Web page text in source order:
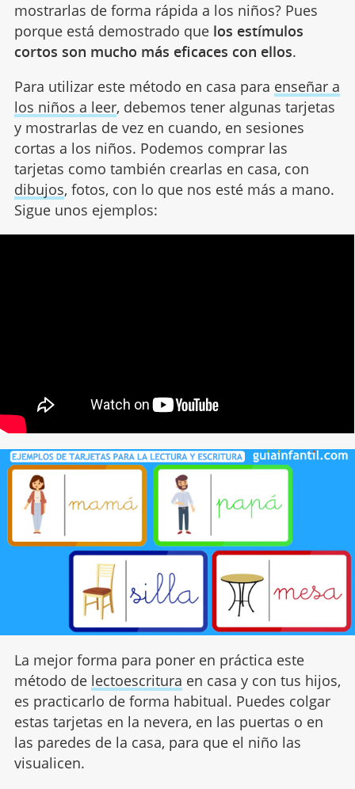
mostrarlas de forma rápida a los niños? Pues
porque está demostrado que los estímulos
cortos son mucho más eficaces con ellos.
Para utilizar este método en casa para enseñar a
los niños a leer, debemos tener algunas tarjetas
y mostrarlas de vez en cuando, en sesiones
cortas a los niños. Podemos comprar las
tarjetas como también crearlas en casa, con
dibujos, fotos, con lo que nos esté más a mano.
Sigue unos ejemplos:
La mejor forma para poner en práctica este
método de lectoescritura en casa y con tus hijos,
es practicarlo de forma habitual. Puedes colgar
estas tarjetas en la nevera, en las puertas o en
las paredes de la casa, para que el niño las
visualicen.